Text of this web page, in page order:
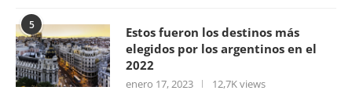
5
Estos fueron los destinos más
elegidos por los argentinos en el
2022
enero 17, 2023 12,7K views